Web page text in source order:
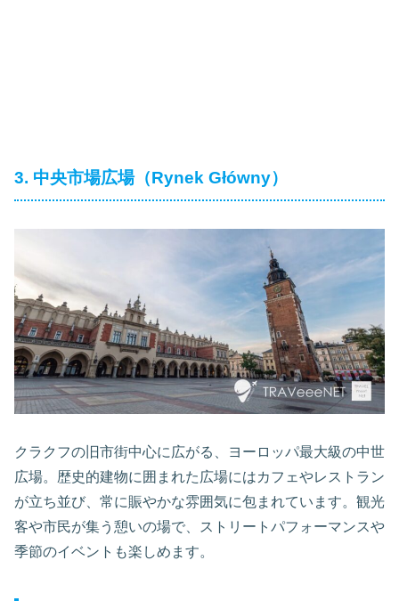
3. 中央市場広場（Rynek Główny）
クラクフの旧市街中心に広がる、ヨーロッパ最大級の中世
広場。歴史的建物に囲まれた広場にはカフェやレストラン
が立ち並び、常に賑やかな雰囲気に包まれています。観光
客や市民が集う憩いの場で、ストリートパフォーマンスや
季節のイベントも楽しめます。